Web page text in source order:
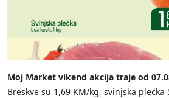
Moj Market vikend akcija traje od
Breskve su 1,69 KM/kg, svinjska plećka